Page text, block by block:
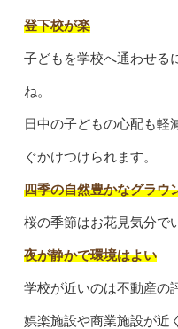
登下校が楽
子どもを学校へ通わせる
ね。
日中の子どもの心配も軽
ぐかけつけられます。
四季の自然豊かなグラウ
桜の季節はお花見気分で
夜が静かで環境はよい
学校が近いのは不動産の
娯楽施設や商業施設が近